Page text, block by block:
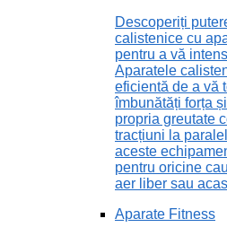
Descoperiți
calistenice cu
pentru a vă
Aparatele
eficientă de a vă
îmbunătăți forța
propria greutate
tracțiuni la
aceste
pentru oricine
aer liber sau
Aparate Fitness